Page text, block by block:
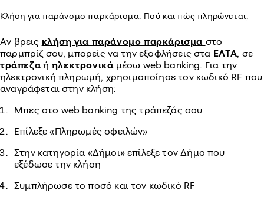
Κλήση για παράνομο παρκάρισμα: Πού και πώς πληρώνεται;
Αν βρεις κλήση για παράνομο παρκάρισμα στο
παρμπρίζ σου, μπορείς να την εξοφλήσεις στα ΕΛΤΑ, σε
τράπεζαή ηλεκτρονικάμέσω web banking. Για την
ηλεκτρονική πληρωμή, χρησιμοποίησε τον κωδικό RF που
αναγράφεται στην κλήση:
Μπες στο web banking της τράπεζάς σου
Επίλεξε «Πληρωμές οφειλών»
Στην κατηγορία «Δήμοι» επίλεξε τον Δήμο που
εξέδωσε την κλήση
Συμπλήρωσε το ποσό και τον κωδικό RF